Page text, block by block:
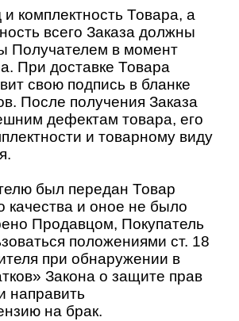
комплектность Товара, а
всего Заказа должны
Получателем в момент
При доставке Товара
свою подпись в бланке
После получения Заказа
дефектам товара, его
и товарному виду
был передан Товар
качества и оное не было
Продавцом, Покупатель
положениями ст. 18
при обнаружении в
Закона о защите прав
направить
на брак.